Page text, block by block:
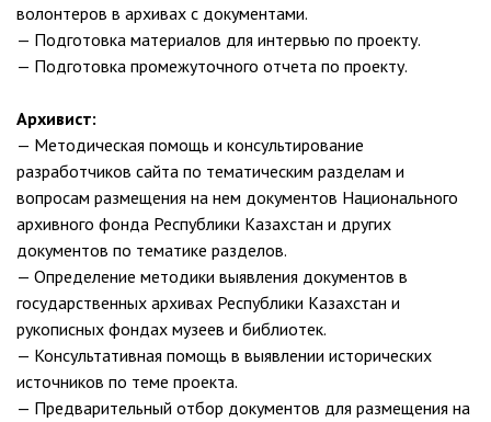
волонтеров в архивах с документами.
— Подготовка материалов для интервью по проекту.
— Подготовка промежуточного отчета по проекту.
Архивист:
— Методическая помощь и консультирование
разработчиков сайта по тематическим разделам и
вопросам размещения на нем документов Национального
архивного фонда Республики Казахстан и других
документов по тематике разделов.
— Определение методики выявления документов в
государственных архивах Республики Казахстан и
рукописных фондах музеев и библиотек.
— Консультативная помощь в выявлении исторических
источников по теме проекта.
— Предварительный отбор документов для размещения на